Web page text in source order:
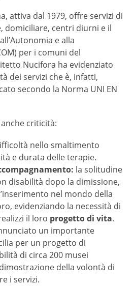
attiva dal 1979, offre servizi di
domiciliare, centri diurni e il
e alla
per i comuni del
Nucifora ha evidenziato
dei servizi che è, infatti,
secondo la Norma UNI EN
criticità:
nello smaltimento
e durata delle terapie.
la solitudine
disabilità dopo la dimissione,
nel mondo della
evidenziando la necessità di
il loro progetto di vita.
un importante
per un progetto di
di circa 200 musei
della volontà di
i servizi.